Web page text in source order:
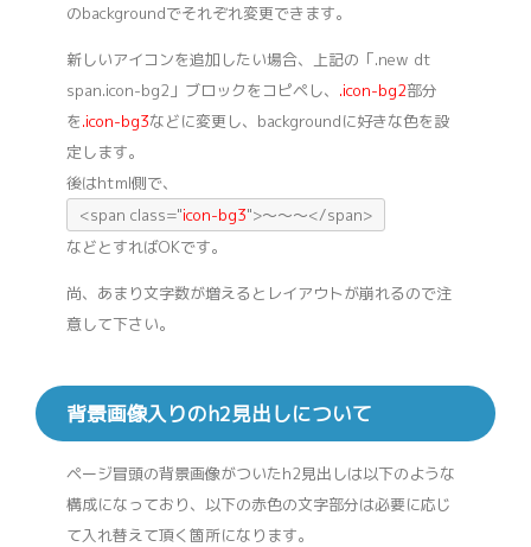
のbackgroundでそれぞれ変更できます。
新しいアイコンを追加したい場合、上記の「.new dt
span.icon-bg2」ブロックをコピペし、 .icon-bg2部分
を.icon-bg3などに変更し、backgroundに好きな色を設
定します。
後はhtml側で、
<span class="icon-bg3">〜〜〜</span>
などとすればOKです。
尚、あまり文字数が増えるとレイアウトが崩れるので注
意して下さい。
背景画像入りのh2見出しについて
ページ冒頭の背景画像がついたh2見出しは以下のような
構成になっており、以下の赤色の文字部分は必要に応じ
て入れ替えて頂く箇所になります。